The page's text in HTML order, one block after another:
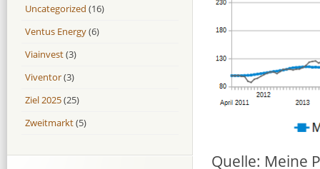
Quelle: Meine
Uncategorized (16)
Ventus Energy(6)
Viainvest(3)
Viventor(3)
Ziel 2025(25)
Zweitmarkt(5)